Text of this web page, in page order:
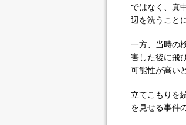
ではなく、真
辺を洗うこと
一方、当時の
害した後に飛
可能性が高い
立てこもりを
を見せる事件